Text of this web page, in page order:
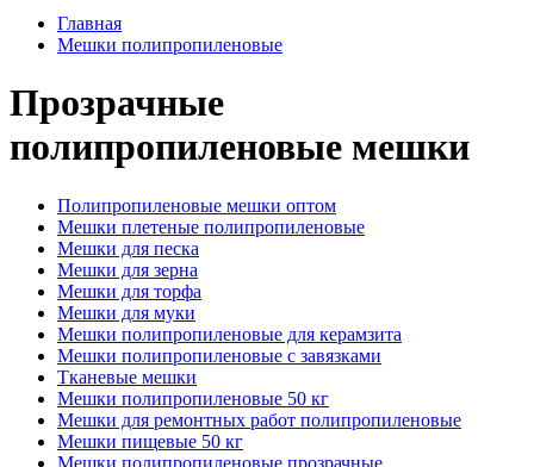
Главная
Мешки полипропиленовые
Прозрачные
полипропиленовые мешки
Полипропиленовые мешки оптом
Мешки плетеные полипропиленовые
Мешки для песка
Мешки для зерна
Мешки для торфа
Мешки для муки
Мешки полипропиленовые для керамзита
Мешки полипропиленовые с завязками
Тканевые мешки
Мешки полипропиленовые 50 кг
Мешки для ремонтных работ полипропиленовые
Мешки пищевые 50 кг
Мешки полипропиленовые прозрачные